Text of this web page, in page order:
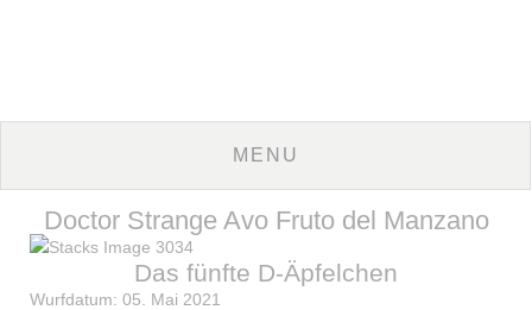
Doctor Strange Avo Fruto del Manzano
Das fünfte D-Äpfelchen
Wurfdatum: 05. Mai 2021